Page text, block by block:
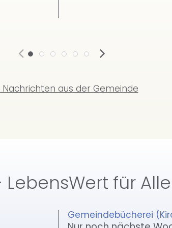
Nachrichten aus der Gemeinde
LebensWert für Alle
Gemeindebücherei